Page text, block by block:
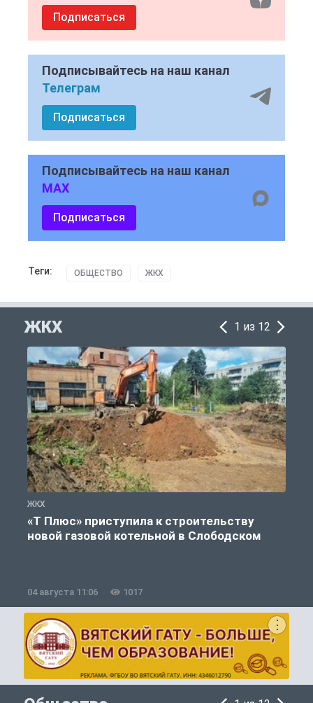
Подписаться
Подписывайтесь на наш канал
Телеграм
Подписаться
Подписывайтесь на наш канал
MAX
Подписаться
Теги: ОБЩЕСТВО ЖКХ
ЖКХ 1 из 12
ЖКХ
«Т Плюс» приступила к строительству
новой газовой котельной в Слободском
04 августа 11:06 1017